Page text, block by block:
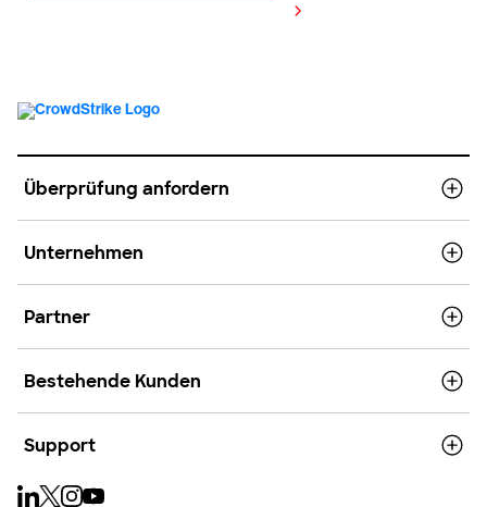
Überprüfung anfordern
Unternehmen
Partner
Bestehende Kunden
Support